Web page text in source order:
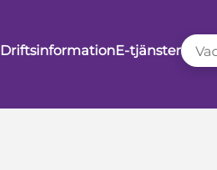
DriftsinformationE-tjänster
VAD